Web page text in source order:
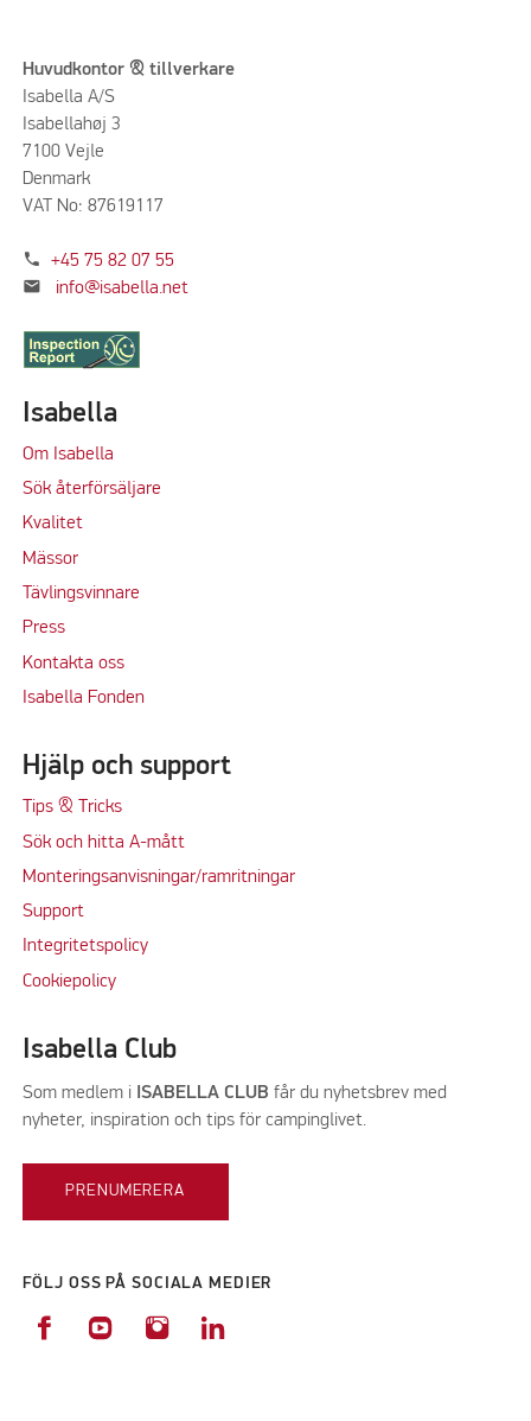
Huvudkontor & tillverkare
Isabella A/S
Isabellahøj 3
7100 Vejle
Denmark
VAT No: 87619117
phone +45 75 82 07 55
mail info@isabella.net
Isabella
Om Isabella
Sök återförsäljare
Kvalitet
Mässor
Tävlingsvinnare
Press
Kontakta oss
Isabella Fonden
Hjälp och support
Tips & Tricks
Sök och hitta A-mått
Monteringsanvisningar/ramritningar
Support
Integritetspolicy
Cookiepolicy
Isabella Club
Som medlem i ISABELLA CLUB får du nyhetsbrev med
nyheter, inspiration och tips för campinglivet.
PRENUMERERA
FÖLJ OSS PÅ SOCIALA MEDIER